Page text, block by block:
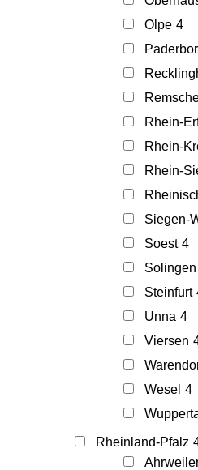
Olpe 4
Rhein-
Rhein-
Rhein-
Siegen-
Soest 4
Solingen
Steinfurt
Unna 4
Viersen
Wesel 4
Rheinland-Pfalz